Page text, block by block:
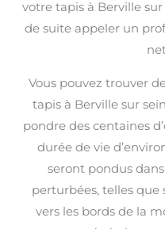
votre tapis à Berville
de suite appeler un
Vous pouvez trouver
tapis à Berville sur
pondre des centaines
durée de vie
seront pondus
perturbées, telles que
vers les bords de la